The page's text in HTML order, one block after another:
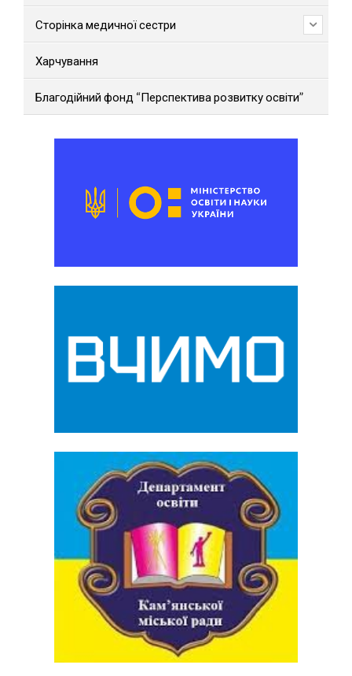
Сторінка медичної сестри
Харчування
Благодійний фонд “Перспектива розвитку освіти”